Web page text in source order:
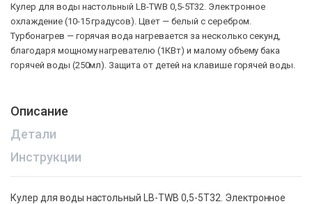
Кулер для воды настольный LB-ТWB 0,5-5Т32. Электронное
охлаждение (10-15 градусов). Цвет — белый с серебром.
Турбонагрев — горячая вода нагревается за несколько секунд,
благодаря мощному нагревателю (1КВт) и малому объему бака
горячей воды (250мл). Защита от детей на клавише горячей воды.
Описание
Детали
Инструкции
Кулер для воды настольный LB-ТWB 0,5-5Т32. Электронное